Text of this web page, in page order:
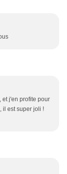
et j'en profite pour
il est super joli !